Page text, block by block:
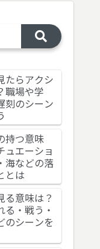
たらアクシ
職場や学
刻のシーン
持つ意味
ュエーショ
海などの落
とは
る意味は？
る・戦う・
のシーンを